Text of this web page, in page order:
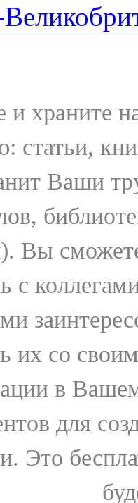
и храните
статьи,
Ваши
Вы
с
их со
в
для
Это